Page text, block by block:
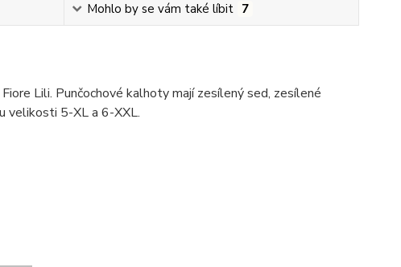
Mohlo by se vám také líbit 7
Lili. Punčochové kalhoty mají zesílený sed, zesílené
velikosti 5-XL a 6-XXL.